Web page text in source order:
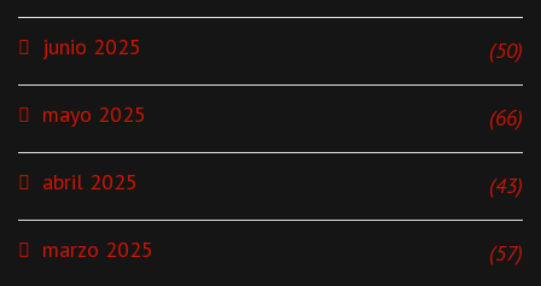
junio 2025 (50)
mayo 2025 (66)
abril 2025 (43)
marzo 2025 (57)